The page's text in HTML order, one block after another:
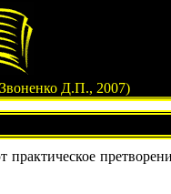
Д.П., 2007)
практическое